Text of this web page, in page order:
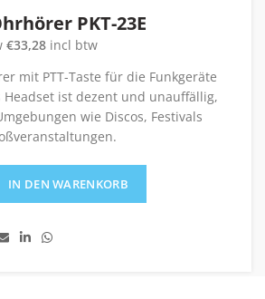
PKT-23E
€33,28 incl btw
mit PTT-Taste für die Funkgeräte
Headset ist dezent und unauffällig,
wie Discos, Festivals
IN DEN WARENKORB